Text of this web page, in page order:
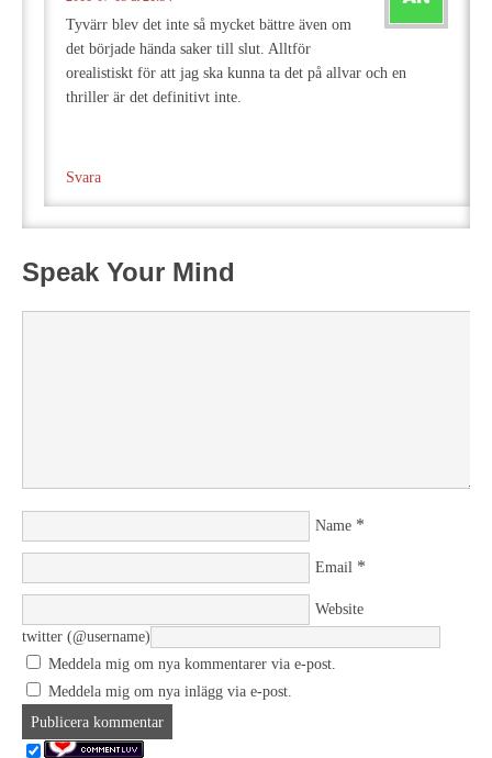
Tyvärr blev det inte så mycket bättre även om
det började hända saker till slut. Alltför
orealistiskt för att jag ska kunna ta det på allvar och en
thriller är det definitivt inte.
Svara
Speak Your Mind
Name *
Email *
Website
twitter (@username)
Meddela mig om nya kommentarer via e-post.
Meddela mig om nya inlägg via e-post.